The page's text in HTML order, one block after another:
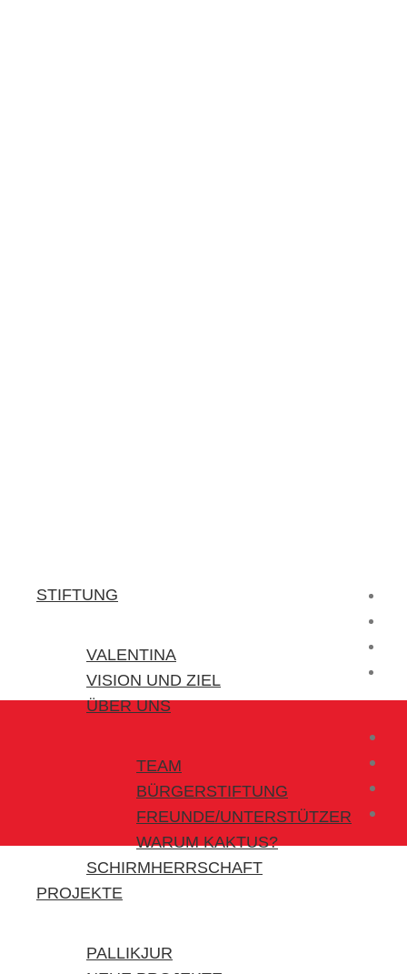
STIFTUNG
VALENTINA
VISION UND ZIEL
ÜBER UNS
TEAM
BÜRGERSTIFTUNG
FREUNDE/UNTERSTÜTZER
WARUM KAKTUS?
SCHIRMHERRSCHAFT
PROJEKTE
PALLIKJUR